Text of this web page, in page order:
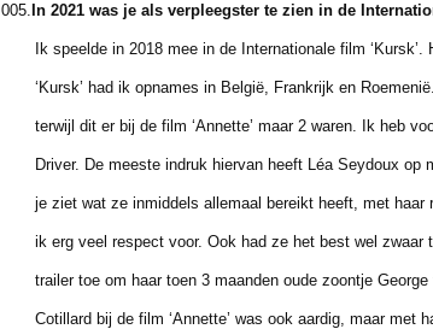
005. In 2021 was je als verpleegster te zien in de
Ik speelde in 2018 mee in de Internationale film
‘Kursk’ had ik opnames in België, Frankrijk en Roemenië.
terwijl dit er bij de film ‘Annette’ maar 2 waren. Ik heb
Driver. De meeste indruk hiervan heeft Léa Seydoux op
je ziet wat ze inmiddels allemaal bereikt heeft, met haar
ik erg veel respect voor. Ook had ze het best wel zwaar
trailer toe om haar toen 3 maanden oude zoontje George
Cotillard bij de film ‘Annette’ was ook aardig, maar met